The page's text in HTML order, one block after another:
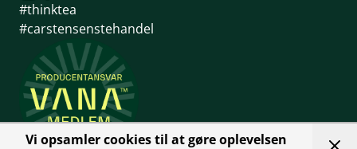
Vi opsamler cookies til at gøre oplevelsen
#thinktea
#carstensenstehandel